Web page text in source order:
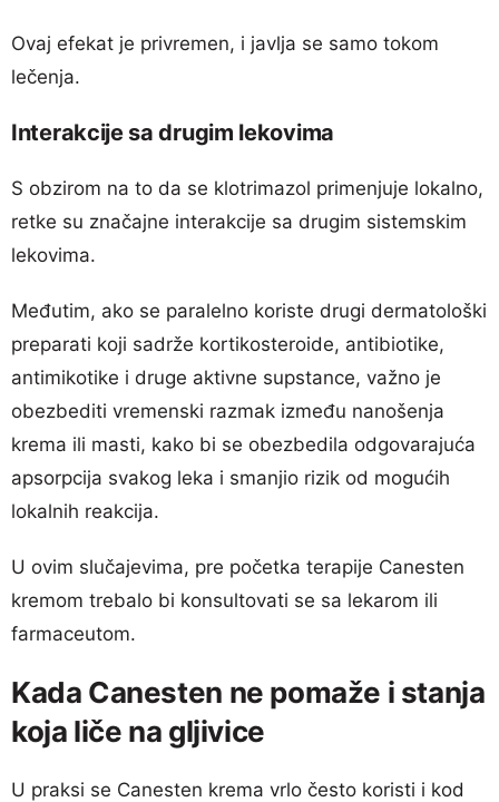
Ovaj efekat je privremen, i javlja se samo tokom
lečenja.
Interakcije sa drugim lekovima
S obzirom na to da se klotrimazol primenjuje lokalno,
retke su značajne interakcije sa drugim sistemskim
lekovima.
Međutim, ako se paralelno koriste drugi dermatološki
preparati koji sadrže kortikosteroide, antibiotike,
antimikotike i druge aktivne supstance, važno je
obezbediti vremenski razmak između nanošenja
krema ili masti, kako bi se obezbedila odgovarajuća
apsorpcija svakog leka i smanjio rizik od mogućih
lokalnih reakcija.
U ovim slučajevima, pre početka terapije Canesten
kremom trebalo bi konsultovati se sa lekarom ili
farmaceutom.
Kada Canesten ne pomaže i stanja
koja liče na gljivice
U praksi se Canesten krema vrlo često koristi i kod